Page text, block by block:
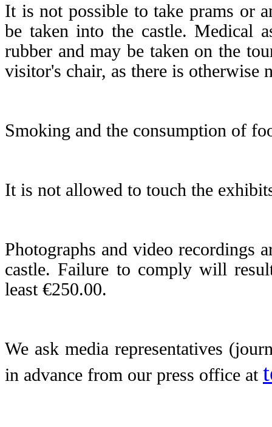
It is not possible to take prams or
be taken into the castle. Medical
rubber and may be taken on the
visitor's chair, as there is otherwise
Smoking and the consumption of
It is not allowed to touch the
Photographs and video recordings
castle. Failure to comply will
least €250.00.
We ask media representatives
in advance from our press office at